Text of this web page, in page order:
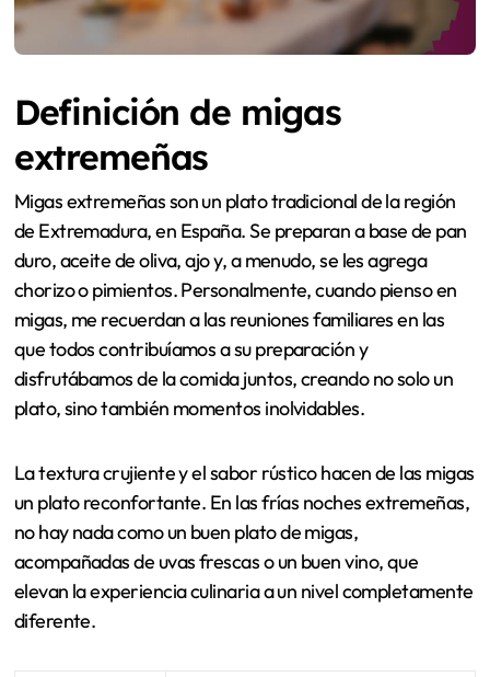
Definición de migas
extremeñas
Migas extremeñas son un plato tradicional de la región
de Extremadura, en España. Se preparan a base de pan
duro, aceite de oliva, ajo y, a menudo, se les agrega
chorizo o pimientos. Personalmente, cuando pienso en
migas, me recuerdan a las reuniones familiares en las
que todos contribuíamos a su preparación y
disfrutábamos de la comida juntos, creando no solo un
plato, sino también momentos inolvidables.
La textura crujiente y el sabor rústico hacen de las migas
un plato reconfortante. En las frías noches extremeñas,
no hay nada como un buen plato de migas,
acompañadas de uvas frescas o un buen vino, que
elevan la experiencia culinaria a un nivel completamente
diferente.